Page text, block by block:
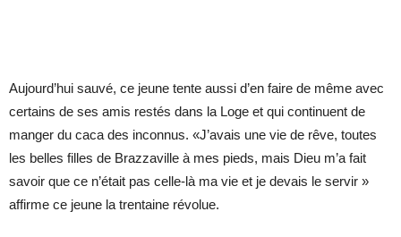
Aujourd’hui sauvé, ce jeune tente aussi d’en faire de même avec
certains de ses amis restés dans la Loge et qui continuent de
manger du caca des inconnus. «J’avais une vie de rêve, toutes
les belles filles de Brazzaville à mes pieds, mais Dieu m’a fait
savoir que ce n’était pas celle-là ma vie et je devais le servir »
affirme ce jeune la trentaine révolue.